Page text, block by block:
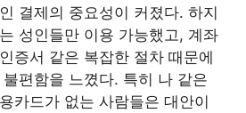
결제의 중요성이 커졌다. 하지
성인들만 이용 가능했고, 계좌
증서 같은 복잡한 절차 때문에
편함을 느꼈다. 특히 나 같은
카드가 없는 사람들은 대안이